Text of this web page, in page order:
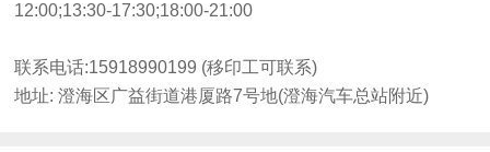
12:00;13:30-17:30;18:00-21:00
联系电话:15918990199 (移印工可联系)
地址: 澄海区广益街道港厦路7号地(澄海汽车总站附近)